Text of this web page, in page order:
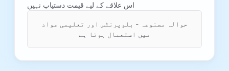
اس علاقے کے لیے قیمت دستیاب نہیں
حوالہ مصنوعہ - بلوپرنٹس اور تعلیمی مواد
میں استعمال ہوتا ہے